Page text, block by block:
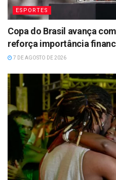
ESPORTES
Copa do Brasil avança
reforça importância
7 DE AGOSTO DE 2026